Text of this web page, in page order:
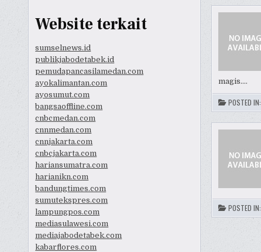
Website terkait
sumselnews.id
publikjabodetabek.id
pemudapancasilamedan.com
ayokalimantan.com
ayosumut.com
bangsaoffline.com
cnbcmedan.com
cnnmedan.com
cnnjakarta.com
cnbcjakarta.com
hariansumatra.com
harianikn.com
bandungtimes.com
sumutekspres.com
lampungpos.com
mediasulawesi.com
mediajabodetabek.com
kabarflores.com
magis….
POSTED IN:
POSTED IN: